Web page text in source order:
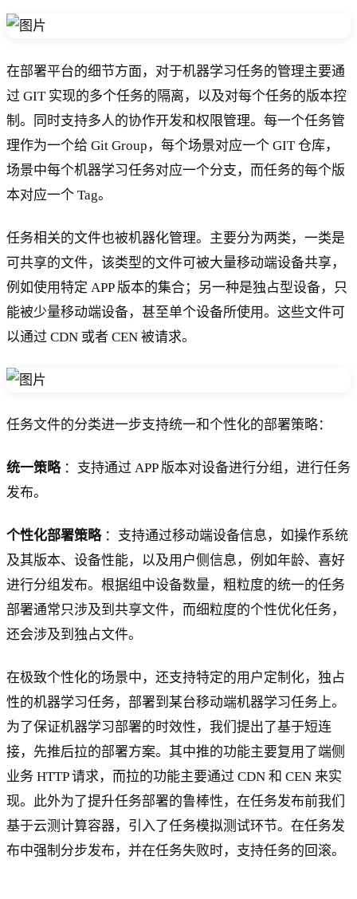
在部署平台的细节方面，对于机器学习任务的管理主要通
过 GIT 实现的多个任务的隔离，以及对每个任务的版本控
制。同时支持多人的协作开发和权限管理。每一个任务管
理作为一个给 Git Group，每个场景对应一个 GIT 仓库，
场景中每个机器学习任务对应一个分支，而任务的每个版
本对应一个 Tag。
任务相关的文件也被机器化管理。主要分为两类，一类是
可共享的文件，该类型的文件可被大量移动端设备共享，
例如使用特定 APP 版本的集合；另一种是独占型设备，只
能被少量移动端设备，甚至单个设备所使用。这些文件可
以通过 CDN 或者 CEN 被请求。
任务文件的分类进一步支持统一和个性化的部署策略：
统一策略：支持通过 APP 版本对设备进行分组，进行任务
发布。
个性化部署策略：支持通过移动端设备信息，如操作系统
及其版本、设备性能，以及用户侧信息，例如年龄、喜好
进行分组发布。根据组中设备数量，粗粒度的统一的任务
部署通常只涉及到共享文件，而细粒度的个性优化任务，
还会涉及到独占文件。
在极致个性化的场景中，还支持特定的用户定制化，独占
性的机器学习任务，部署到某台移动端机器学习任务上。
为了保证机器学习部署的时效性，我们提出了基于短连
接，先推后拉的部署方案。其中推的功能主要复用了端侧
业务 HTTP 请求，而拉的功能主要通过 CDN 和 CEN 来实
现。此外为了提升任务部署的鲁棒性，在任务发布前我们
基于云测计算容器，引入了任务模拟测试环节。在任务发
布中强制分步发布，并在任务失败时，支持任务的回滚。